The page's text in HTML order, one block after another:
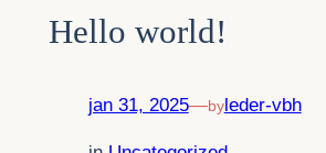
Hello world!
jan 31, 2025—byleder-vbh